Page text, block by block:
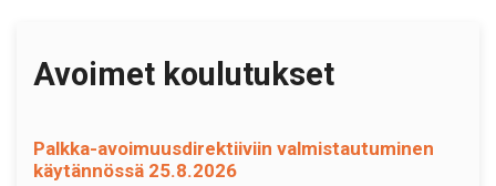
Avoimet koulutukset
Palkka-avoimuusdirektiiviin valmistautuminen
käytännössä 25.8.2026